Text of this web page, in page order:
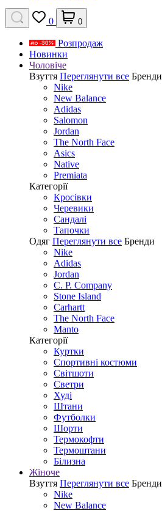
0 0
Розпродаж
Новинки
Чоловіче
Взуття Переглянути все Бренди
Nike
New Balance
Adidas
Salomon
Jordan
The North Face
Asics
Native
Premiata
Категорії
Кросівки
Черевики
Сандалі
Tапочки
Одяг Переглянути все Бренди
Nike
Adidas
Jordan
C. P. Company
Stone Island
Carhartt
The North Face
Manto
Категорії
Куртки
Спортивні костюми
Світшоти
Светри
Худі
Штани
Футболки
Шорти
Термокофти
Термоштани
Білизна
Жіноче
Взуття Переглянути все Бренди
Nike
New Balance